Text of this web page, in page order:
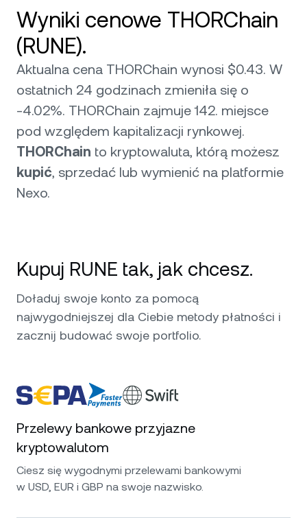
Wyniki cenowe THORChain
(RUNE).
Aktualna cena THORChain wynosi $0.43. W
ostatnich 24 godzinach zmieniła się o
-4.02%. THORChain zajmuje 142. miejsce
pod względem kapitalizacji rynkowej.
THORChain to kryptowaluta, którą możesz
kupić, sprzedać lub wymienić na platformie
Nexo.
Kupuj RUNE tak, jak chcesz.
Doładuj swoje konto za pomocą
najwygodniejszej dla Ciebie metody płatności i
zacznij budować swoje portfolio.
Przelewy bankowe przyjazne
kryptowalutom
Ciesz się wygodnymi przelewami bankowymi
w USD, EUR i GBP na swoje nazwisko.